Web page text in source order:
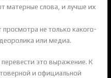
матерные слова, и лучше их
не только какого-
или медиа.
это выражение. К
и официальной